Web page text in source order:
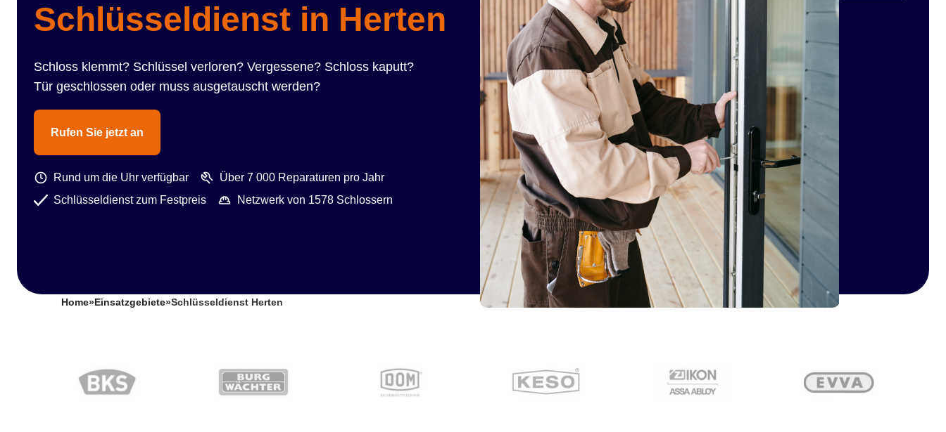
Schlüsseldienst in Herten
Schloss klemmt? Schlüssel verloren? Vergessene? Schloss kaputt?
Tür geschlossen oder muss ausgetauscht werden?
Rufen Sie jetzt an
Rund um die Uhr verfügbar
Über 7 000 Reparaturen pro Jahr
Schlüsseldienst zum Festpreis
Netzwerk von 1578 Schlossern
Home» Einsatzgebiete»Schlüsseldienst Herten